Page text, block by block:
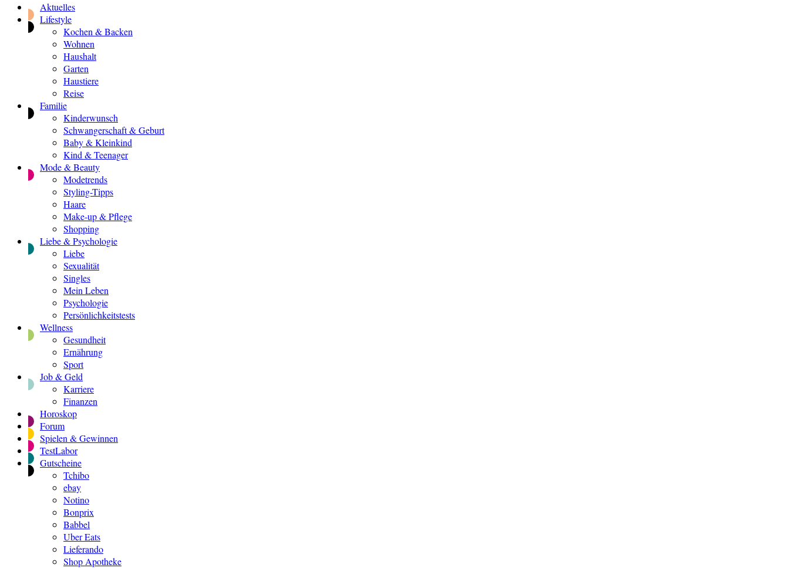
Aktuelles
Lifestyle
Kochen & Backen
Wohnen
Haushalt
Garten
Haustiere
Reise
Familie
Kinderwunsch
Schwangerschaft & Geburt
Baby & Kleinkind
Kind & Teenager
Mode & Beauty
Modetrends
Styling-Tipps
Haare
Make-up & Pflege
Shopping
Liebe & Psychologie
Liebe
Sexualität
Singles
Mein Leben
Psychologie
Persönlichkeitstests
Wellness
Gesundheit
Ernährung
Sport
Job & Geld
Karriere
Finanzen
Horoskop
Forum
Spielen & Gewinnen
TestLabor
Gutscheine
Tchibo
ebay
Notino
Bonprix
Babbel
Uber Eats
Lieferando
Shop Apotheke